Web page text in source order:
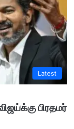
Latest
பிரதமர்